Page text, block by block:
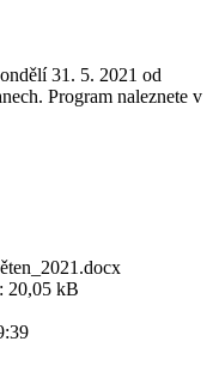
31. 5. 2021 od
Program naleznete v
20,05 kB